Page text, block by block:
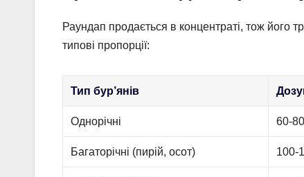
Раундап продається в концентраті, тож його
типові пропорції:
Тип бур’янів
Однорічні 60-
Багаторічні (пирій, осот) 100-